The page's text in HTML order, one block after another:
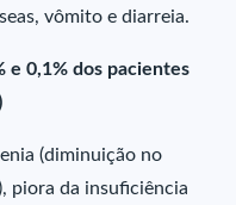
vômito e diarreia.
e 0,1% dos pacientes
(diminuição no
piora da insuficiência